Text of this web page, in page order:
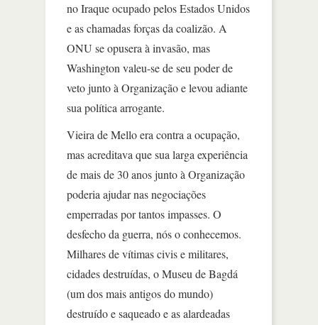
no Iraque ocupado pelos Estados Unidos
e as chamadas forças da coalizão. A
ONU se opusera à invasão, mas
Washington valeu-se de seu poder de
veto junto à Organização e levou adiante
sua política arrogante.
Vieira de Mello era contra a ocupação,
mas acreditava que sua larga experiência
de mais de 30 anos junto à Organização
poderia ajudar nas negociações
emperradas por tantos impasses. O
desfecho da guerra, nós o conhecemos.
Milhares de vítimas civis e militares,
cidades destruídas, o Museu de Bagdá
(um dos mais antigos do mundo)
destruído e saqueado e as alardeadas